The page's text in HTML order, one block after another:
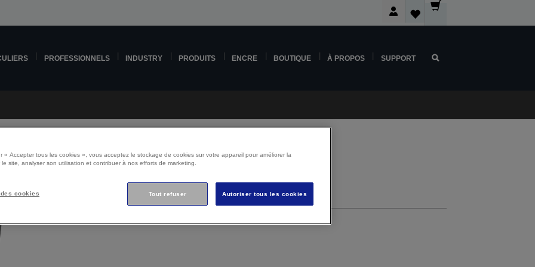
PROFESSIONNELS INDUSTRY PRODUITS ENCRE BOUTIQUE À PROPOS SUPPORT
Epson EB-U42 Support
« Accepter tous les cookies », vous acceptez le stockage de cookies sur votre appareil pour améliorer la
site, analyser son utilisation et contribuer à nos efforts de marketing.
Tout refuser Autoriser tous les cookies
cookies